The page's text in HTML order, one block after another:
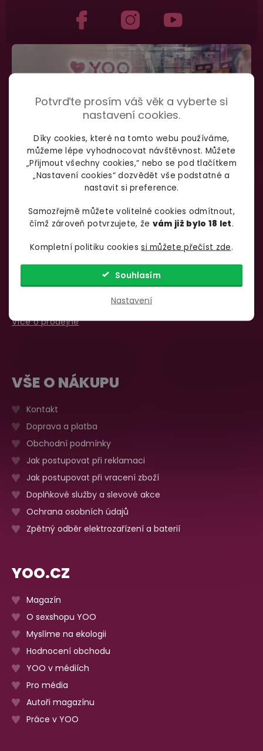
Potvrďte prosím váš věk a vyberte si
nastavení cookies.
Díky cookies, které na tomto webu používáme,
můžeme lépe vyhodnocovat návštěvnost. Můžete
„Přijmout všechny cookies,“ nebo se pod tlačítkem
„Nastavení cookies“ dozvědět vše podstatné a
nastavit si preference.
Samozřejmě můžete volitelné cookies odmítnout,
čímž zároveň potvrzujete, že vám již bylo 18 let.
Kompletní politiku cookiessi můžete přečíst zde.
Nastavení
Souhlasím
SHOWROOM BRNO
Špitálka 23a Brno, 602 00
info@yoo.cz
Více o prodejně
Otevírací doba:
Pondělí – pátek:
7:00 – 18:00
Sobota, neděle
VŠE O NÁKUPU
Kontakt
Doprava a platba
Obchodní podmínky
Jak postupovat při reklamaci
Jak postupovat při vracení zboží
Doplňkové služby a slevové akce
Ochrana osobních údajů
Zpětný odběr elektrozařízení a baterií
YOO.CZ
Magazín
O sexshopu YOO
Myslíme na ekologii
Hodnocení obchodu
YOO v médiích
Pro média
Autoři magazínu
Práce v YOO